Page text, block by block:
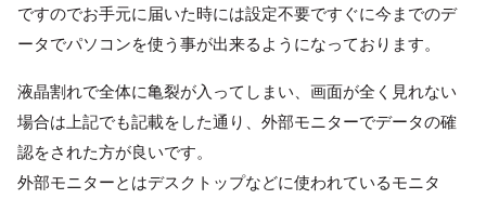
ですのでお手元に届いた時には設定不要ですぐに今までのデ
ータでパソコンを使う事が出来るようになっております。
液晶割れで全体に亀裂が入ってしまい、画面が全く見れない
場合は上記でも記載をした通り、外部モニターでデータの確
認をされた方が良いです。
外部モニターとはデスクトップなどに使われているモニタ